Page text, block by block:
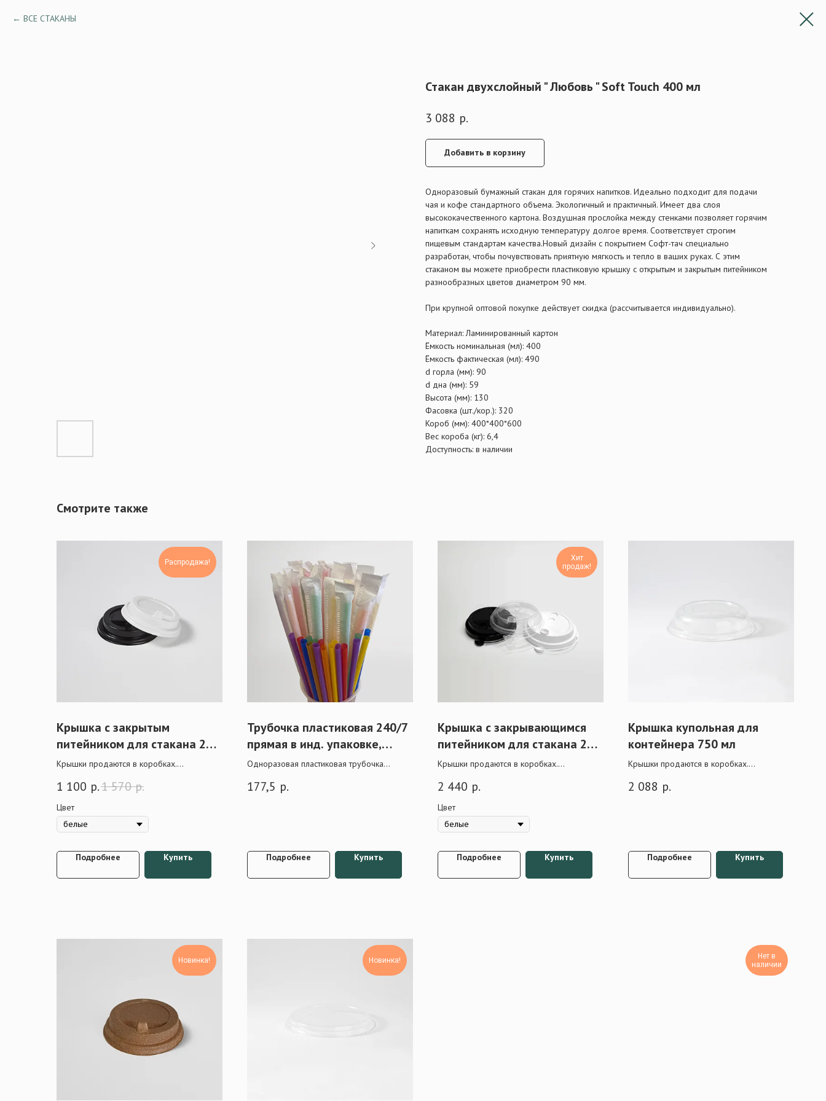
ВСЕ СТАКАНЫ
Стакан двухслойный " Любовь " Soft Touch 400 мл
3 088 р.
Добавить в корзину
Одноразовый бумажный стакан для горячих напитков. Идеально подходит для подачи
чая и кофе стандартного объема. Экологичный и практичный. Имеет два слоя
высококачественного картона. Воздушная прослойка между стенками позволяет горячим
напиткам сохранять исходную температуру долгое время. Соответствует строгим
пищевым стандартам качества.Новый дизайн с покрытием Софт-тач специально
разработан, чтобы почувствовать приятную мягкость и тепло в ваших руках. С этим
стаканом вы можете приобрести пластиковую крышку с открытым и закрытым питейником
разнообразных цветов диаметром 90 мм.
При крупной оптовой покупке действует скидка (рассчитывается индивидуально).
Материал: Ламинированный картон
Ёмкость номинальная (мл): 400
Ёмкость фактическая (мл): 490
d горла (мм): 90
d дна (мм): 59
Высота (мм): 130
Фасовка (шт./кор.): 320
Короб (мм): 400*400*600
Вес короба (кг): 6,4
Доступность: в наличии
Смотрите также
Распродажа!
Крышка с закрытым
питейником для стакана 250
мл
Крышки продаются в коробках.
скидка.
1 100 р.1 570 р.
Цвет
Подробнее Купить
Трубочка пластиковая 240/7
прямая в инд. упаковке,
цветная
Одноразовая пластиковая трубочка
ваших напитков. Подходит для стаканов
177,5 р.
Подробнее Купить
Хит
продаж!
Крышка с закрывающимся
питейником для стакана 250
мл
Крышки продаются в коробках.
скидка.
2 440 р.
Цвет
Подробнее Купить
Крышка купольная для
контейнера 750 мл
Крышки продаются в коробках.
скидка.
2 088 р.
Подробнее Купить
Новинка! Новинка!
Нет в
наличии